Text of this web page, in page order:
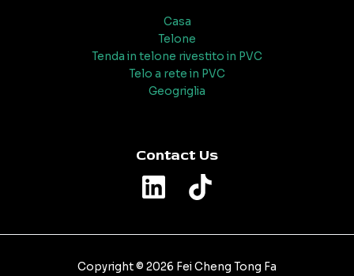
Casa
Telone
Tenda in telone rivestito in PVC
Telo a rete in PVC
Geogriglia
Contact Us
Copyright © 2026 Fei Cheng Tong Fa